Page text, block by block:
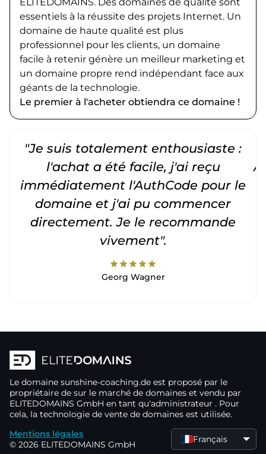
essentiels à la réussite des projets Internet. Un
domaine de haute qualité est plus
professionnel pour les clients, un domaine
facile à retenir génère un meilleur marketing et
un domaine propre rend indépendant face aux
géants de la technologie.
Le premier à l'acheter obtiendra ce domaine !
"Je suis totalement enthousiaste :
l'achat a été facile, j'ai reçu
immédiatement l'AuthCode pour le
domaine et j'ai pu commencer
directement. Je le recommande
vivement".
starstarstarstarstar
Georg Wagner
Le domaine sunshine-coaching.de est proposé par le
propriétaire de sur le marché de domaines et vendu par
ELITEDOMAINS GmbH en tant qu'administrateur . Pour
cela, la technologie de vente de domaines est utilisée.
Mentions légales
© 2026 ELITEDOMAINS GmbH
Français